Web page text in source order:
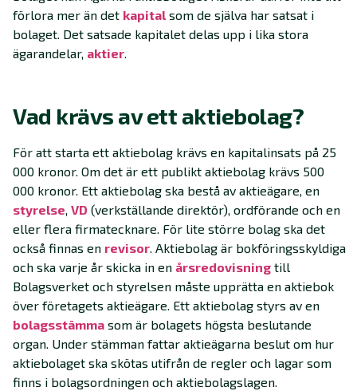
förlora mer än det kapital som de själva har satsat i
bolaget. Det satsade kapitalet delas upp i lika stora
ägarandelar, aktier.
Vad krävs av ett aktiebolag?
För att starta ett aktiebolag krävs en kapitalinsats på 25
000 kronor. Om det är ett publikt aktiebolag krävs 500
000 kronor. Ett aktiebolag ska bestå av aktieägare, en
styrelse, VD (verkställande direktör), ordförande och en
eller flera firmatecknare. För lite större bolag ska det
också finnas en revisor. Aktiebolag är bokföringsskyldiga
och ska varje år skicka in en årsredovisning till
Bolagsverket och styrelsen måste upprätta en aktiebok
över företagets aktieägare. Ett aktiebolag styrs av en
bolagsstämma som är bolagets högsta beslutande
organ. Under stämman fattar aktieägarna beslut om hur
aktiebolaget ska skötas utifrån de regler och lagar som
finns i bolagsordningen och aktiebolagslagen.